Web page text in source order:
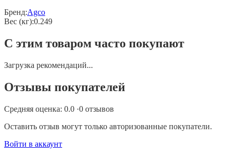
Бренд:Agco
Вес (кг):0.249
С этим товаром часто покупают
Загрузка рекомендаций...
Отзывы покупателей
Средняя оценка: 0.0 ·0 отзывов
Оставить отзыв могут только авторизованные покупатели.
Войти в аккаунт